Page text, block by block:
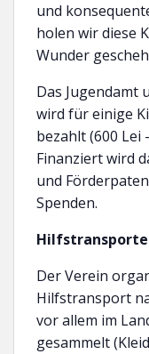
und
holen wir diese
Wunder
Das Jugendamt
wird für einige
bezahlt (600 Lei
Finanziert wird
und
Spenden.
Hilfstransporte
Der Verein
Hilfstransport
vor allem im
gesammelt